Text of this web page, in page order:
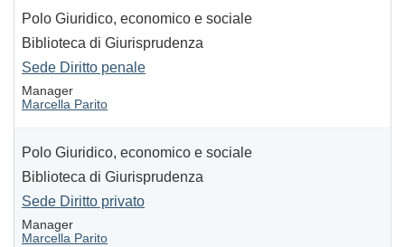
Polo Giuridico, economico e sociale
Biblioteca di Giurisprudenza
Sede Diritto penale
Manager
Marcella Parito
Polo Giuridico, economico e sociale
Biblioteca di Giurisprudenza
Sede Diritto privato
Manager
Marcella Parito